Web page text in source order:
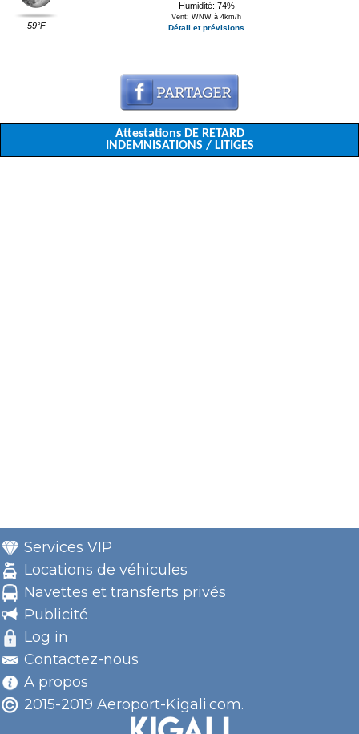
59°F
Humidité: 74%
Vent: WNW à 4km/h
Détail et prévisions
Attestations DE RETARD
INDEMNISATIONS / LITIGES
Services VIP
Locations de véhicules
Navettes et transferts privés
Publicité
Log in
Contactez-nous
A propos
2015-2019 Aeroport-Kigali.com.